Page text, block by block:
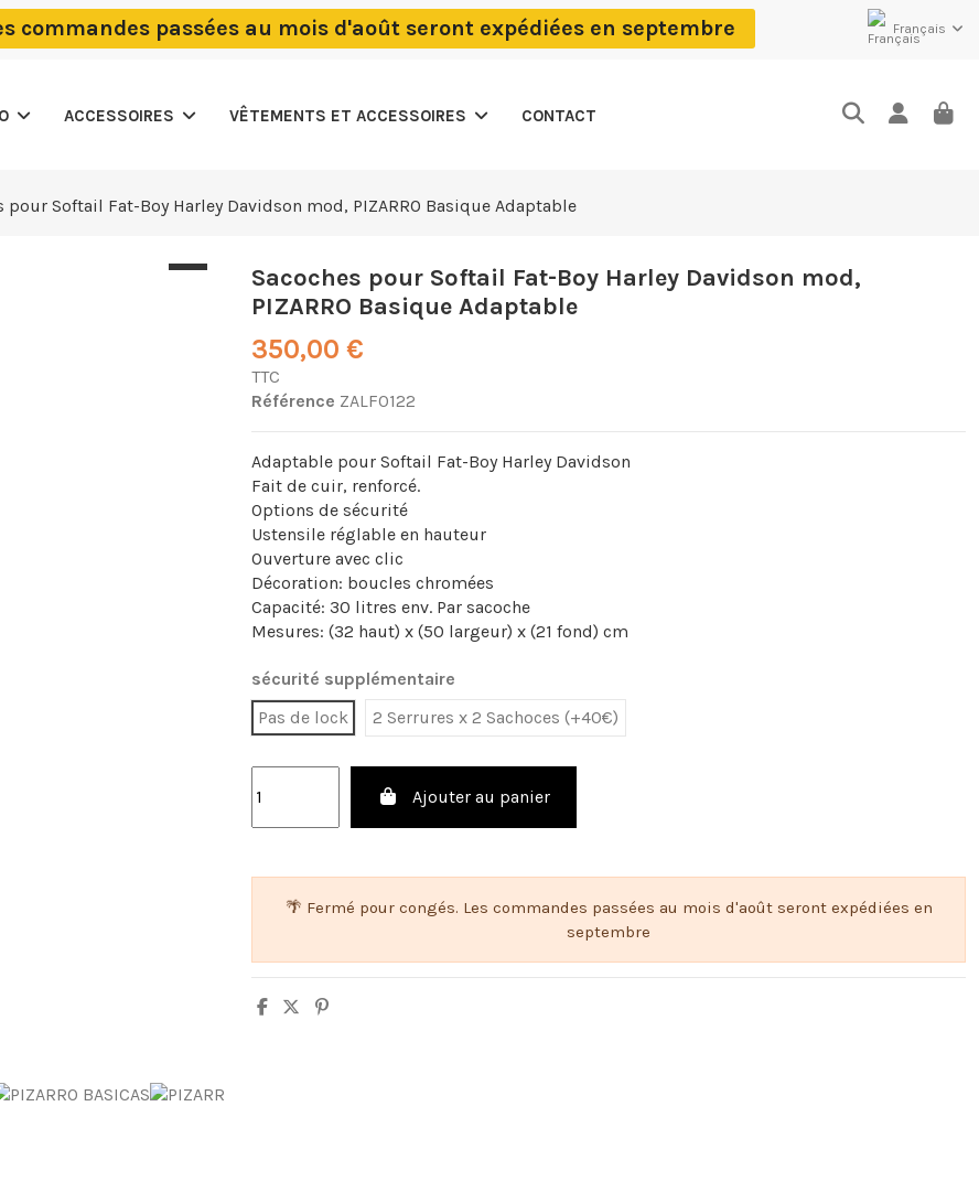
commandes passées au mois d'août seront expédiées en septembre Français
ACCESSOIRES VÊTEMENTS ET ACCESSOIRES CONTACT
pour Softail Fat-Boy Harley Davidson mod, PIZARRO Basique Adaptable
Sacoches pour Softail Fat-Boy Harley Davidson mod,
PIZARRO Basique Adaptable
350,00 €
TTC
Référence ZALF0122
Adaptable pour Softail Fat-Boy Harley Davidson
Fait de cuir, renforcé.
Options de sécurité
Ustensile réglable en hauteur
Ouverture avec clic
Décoration: boucles chromées
Capacité: 30 litres env. Par sacoche
Mesures: (32 haut) x (50 largeur) x (21 fond) cm
sécurité supplémentaire
Pas de lock
2 Serrures x 2 Sachoces (+40€)
Ajouter au panier
🌴 Fermé pour congés. Les commandes passées au mois d'août seront expédiées en
septembre